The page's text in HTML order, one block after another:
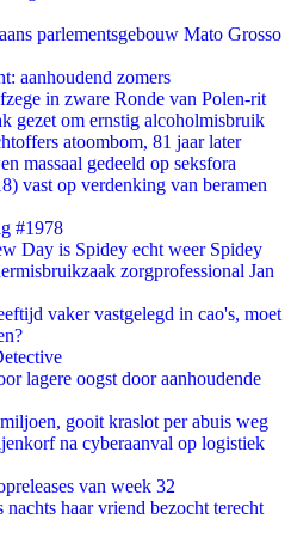
parlementsgebouw Mato Grosso
aanhoudend zomers
in zware Ronde van Polen-rit
gezet om ernstig alcoholmisbruik
atoombom, 81 jaar later
massaal gedeeld op seksfora
vast op verdenking van beramen
#1978
Day is Spidey echt weer Spidey
zorgprofessional Jan
vaker vastgelegd in cao's, moet
lagere oogst door aanhoudende
gooit kraslot per abuis weg
na cyberaanval op logistiek
van week 32
haar vriend bezocht terecht